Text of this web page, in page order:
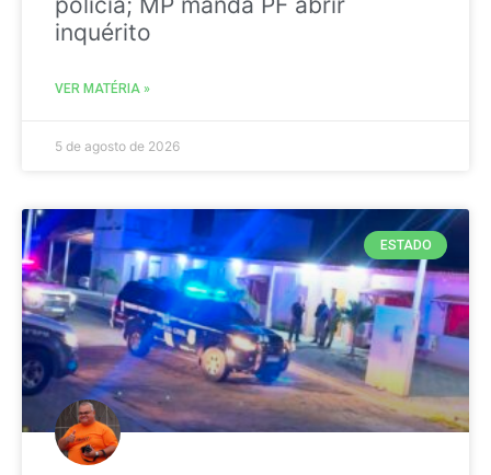
inquérito
VER MATÉRIA »
5 de agosto de 2026
ESTADO